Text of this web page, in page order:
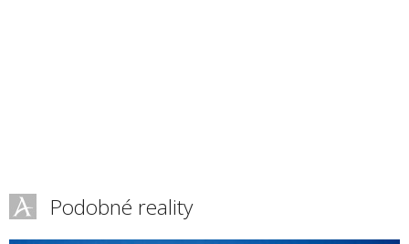
Podobné reality